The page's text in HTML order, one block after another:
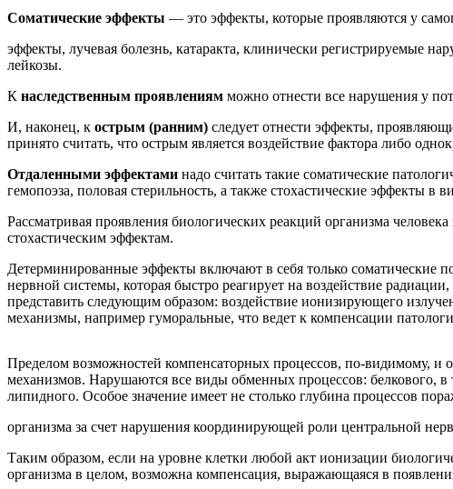
Соматические эффекты — это эффекты, которые проявляются у
эффекты, лучевая болезнь, катаракта, клинически регистрируемые
лейкозы.
К наследственным проявлениям можно отнести все нарушения у
И, наконец, к острым (ранним) следует отнести эффекты,
принято считать, что острым является воздействие фактора либо
Отдаленными эффектами надо считать такие соматические
гемопоэза, половая стерильность, а также стохастические эффекты в
Рассматривая проявления биологических реакций организма
стохастическим эффектам.
Детерминированные эффекты включают в себя только соматические
нервной системы, которая быстро реагирует на воздействие
представить следующим образом: воздействие ионизирующего
механизмы, например гуморальные, что ведет к компенсации
Пределом возможностей компенсаторных процессов, по-видимому, и
механизмов. Нарушаются все виды обменных процессов: белкового,
липидного. Особое значение имеет не столько глубина процессов
организма за счет нарушения координирующей роли центральной
Таким образом, если на уровне клетки любой акт ионизации
организма в целом, возможна компенсация, выражающаяся в